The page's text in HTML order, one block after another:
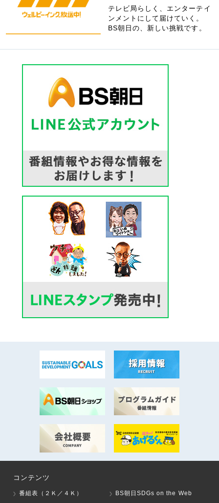
テレビ局らしく、エンターテイ
ンメントにして届けていく。
BS朝日の、新しい挑戦です。
コンテンツ
番組表（２Ｋ／４Ｋ）
BS朝日SDGs on the Web